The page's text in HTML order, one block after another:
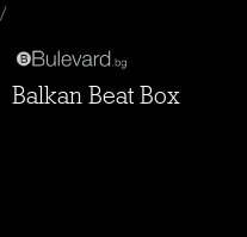
/
Balkan Beat Box